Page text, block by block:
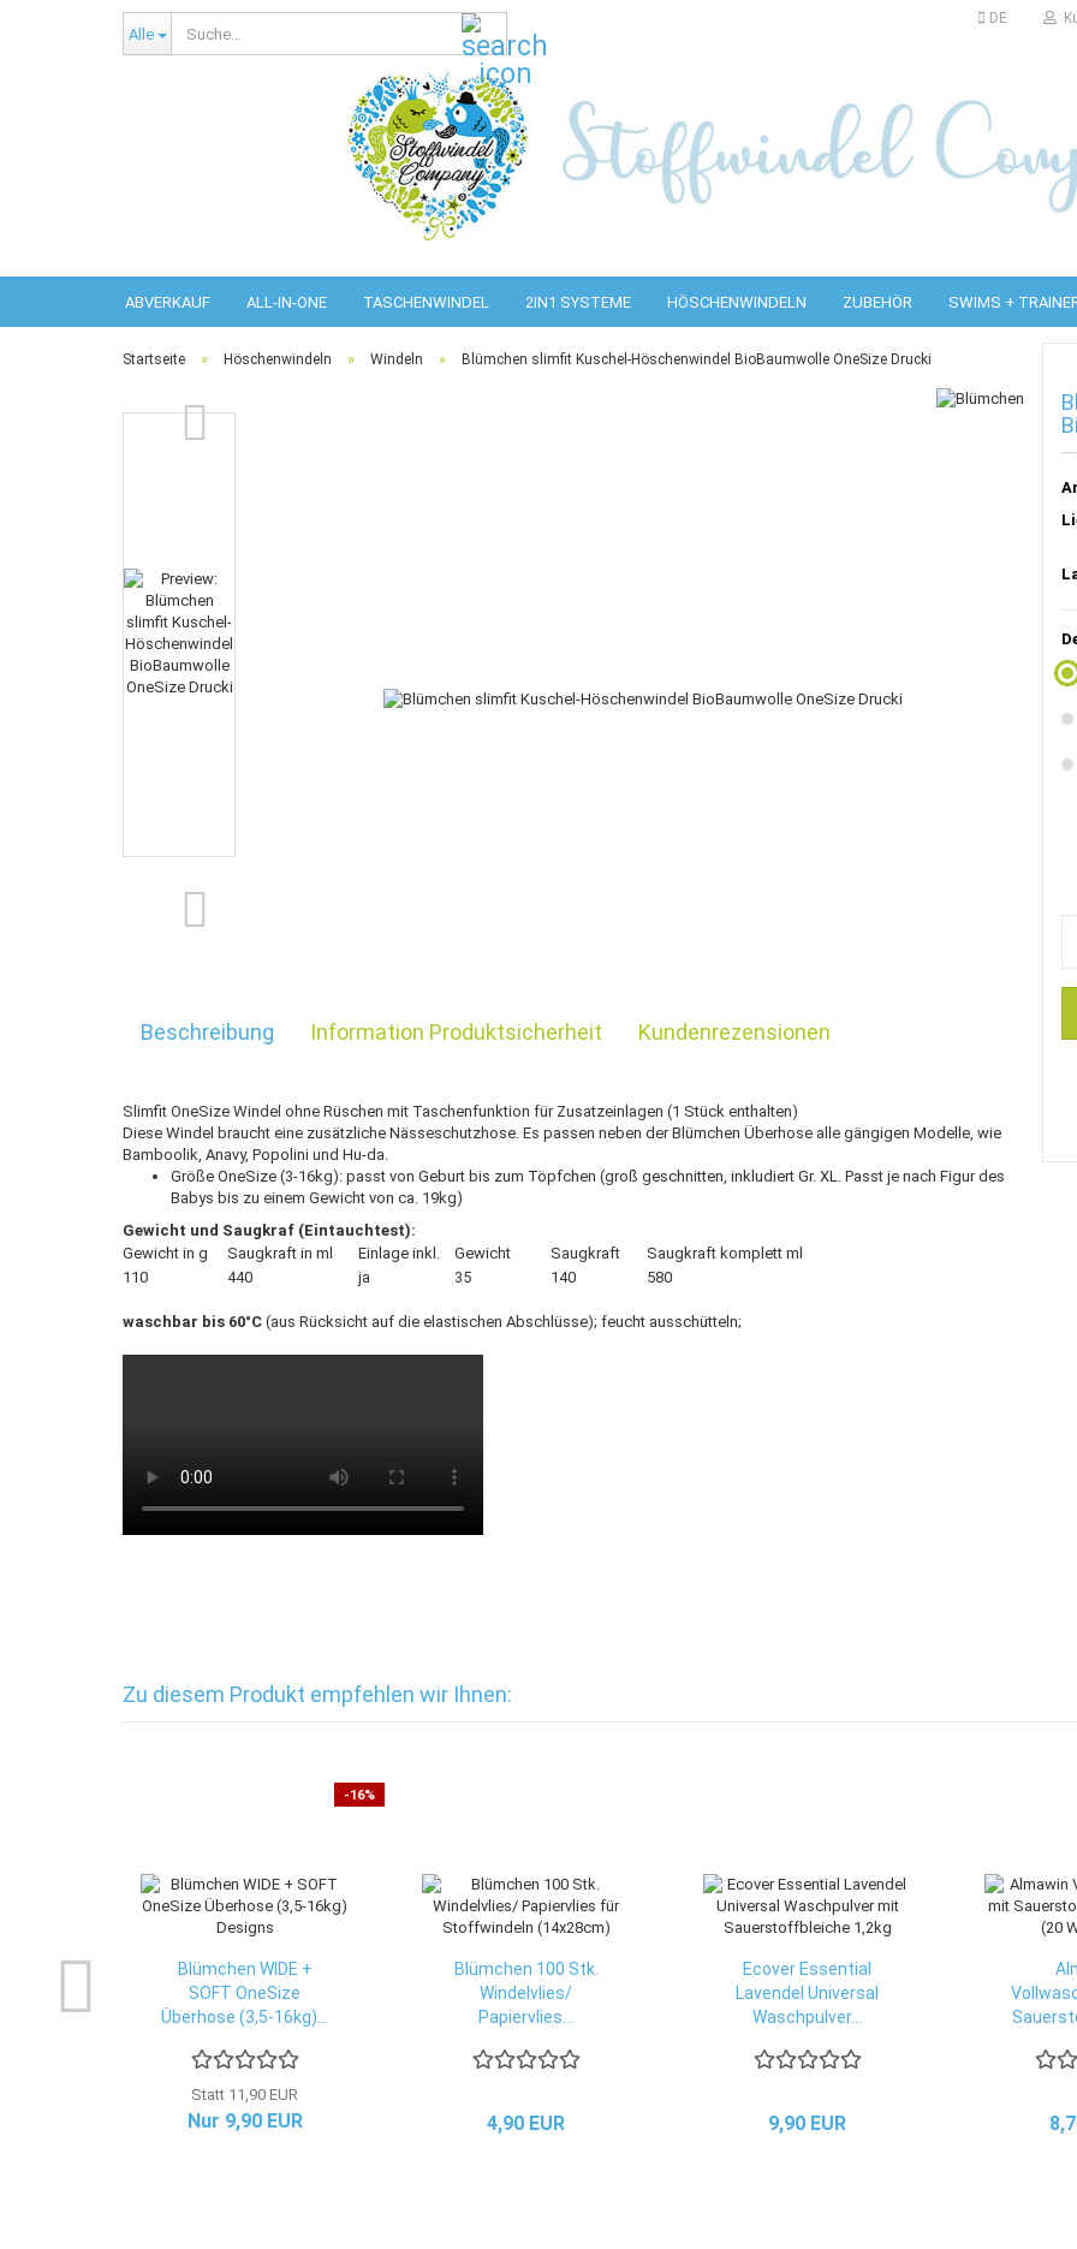
DE
Alle
ABVERKAUF ALL-IN-ONE TASCHENWINDEL 2IN1 SYSTEME HÖSCHENWINDELN ZUBEHÖR SWIMS +
ERWACHSENEN SCHUTZHOSEN
Startseite » Höschenwindeln » Windeln » Blümchen slimfit Kuschel-Höschenwindel BioBaumwolle OneSize Drucki
Beschreibung Information Produktsicherheit Kundenrezensionen
Slimfit OneSize Windel ohne Rüschen mit Taschenfunktion für Zusatzeinlagen (1 Stück enthalten)
Diese Windel braucht eine zusätzliche Nässeschutzhose. Es passen neben der Blümchen Überhose alle gängigen Modelle, wie
Bamboolik, Anavy, Popolini und Hu-da.
Größe OneSize (3-16kg): passt von Geburt bis zum Töpfchen (groß geschnitten, inkludiert Gr. XL. Passt je nach Figur des
Babys bis zu einem Gewicht von ca. 19kg)
Gewicht und Saugkraf (Eintauchtest):
Gewicht in g
Saugkraft in ml Einlage inkl. Gewicht Saugkraft
Saugkraft komplett ml
110
440 ja 35 140 580
waschbar bis 60°C (aus Rücksicht auf die elastischen Abschlüsse); feucht ausschütteln;
Zu diesem Produkt empfehlen wir Ihnen:
-16%
Blümchen WIDE +
SOFT OneSize
Überhose (3,5-16kg)...
Statt 11,90 EUR
Nur 9,90 EUR
Blümchen 100 Stk.
Windelvlies/
Papiervlies...
4,90 EUR
Ecover Essential
Lavendel Universal
Waschpulver...
9,90 EUR